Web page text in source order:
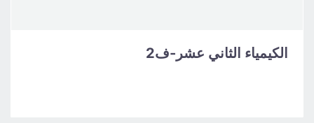
الكيمياء الثاني عشر-ف2